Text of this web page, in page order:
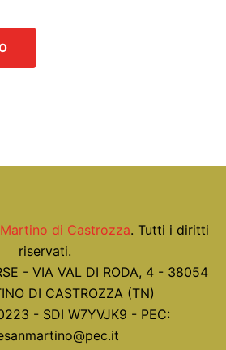
di Castrozza. Tutti i diritti
riservati.
- VIA VAL DI RODA, 4 - 38054
DI CASTROZZA (TN)
- SDI W7YVJK9 - PEC: